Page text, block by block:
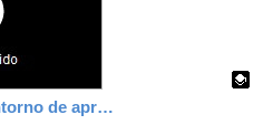
Evidencias B2 - Entorno de aprendizaje